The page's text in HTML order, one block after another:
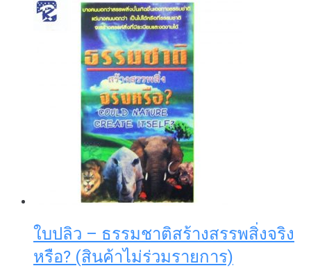
ใบปลิว – ธรรมชาติสร้างสรรพสิ่งจริง
หรือ? (สินค้าไม่ร่วมรายการ)